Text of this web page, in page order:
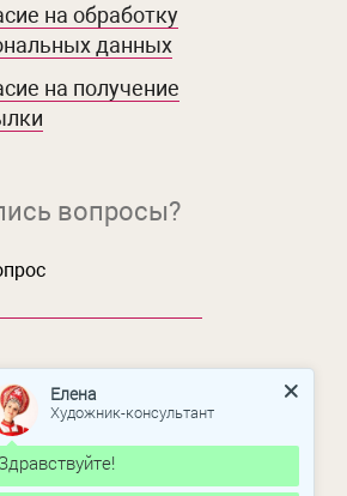
на обработку
данных
на получение
вопросы?
сполитикой
наобработку персональных
Елена
Художник-консультант